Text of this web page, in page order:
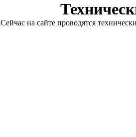
Сейчас на сайте проводятся